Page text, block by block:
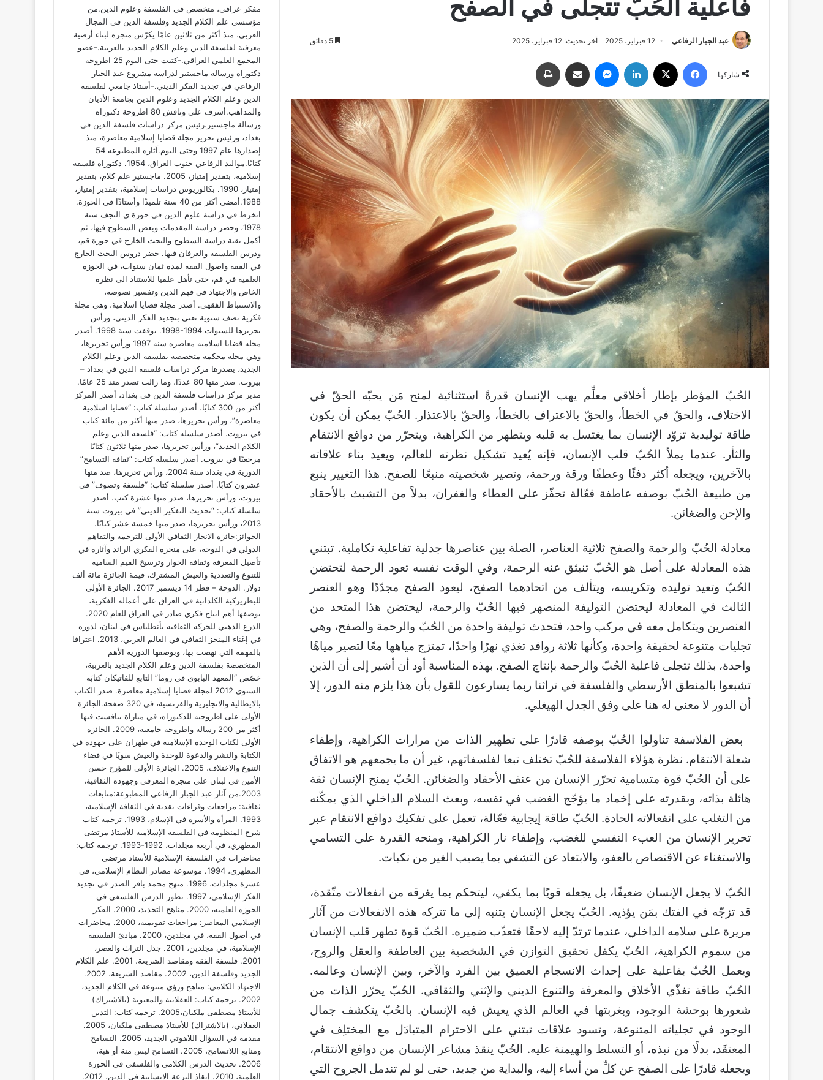
فاعلية الحُبّ تتجلَّى في الصفح
عبد الجبار الرفاعي 12 فبراير، 2025 آخر تحديث: 12 فبراير، 2025
شاركها
فيسبوك لينكدإن ماسنجر مشاركة عبر البريد
الحُبّ المؤطر بإطار أخلاقي معلِّم يهب الإنسان قدرةً استثنائية لمنح مَن يحبّه الحقّ في
الاختلاف، والحقّ في الخطأ، والحقّ بالاعتراف بالخطأ، والحقّ بالاعتذار. الحُبّ يمكن أن يكون
طاقة توليدية تزوّد الإنسان بما يغتسل به قلبه ويتطهر من الكراهية، ويتحرّر من دوافع الانتقام
والثأر. عندما يملأ الحُبّ قلب الإنسان، فإنه يُعيد تشكيل نظرته للعالم، ويعيد بناء علاقاته
بالآخرين، ويجعله أكثر دفئًا وعطفًا ورقة ورحمة، وتصير شخصيته منبعًا للصفح. هذا التغيير ينبع
من طبيعة الحُبّ بوصفه عاطفة فعّالة تحفّز على العطاء والغفران، بدلاً من التشبث بالأحقاد
والإحن والضغائن.
معادلة الحُبّ والرحمة والصفح ثلاثية العناصر، الصلة بين عناصرها جدلية تفاعلية تكاملية. تبتني
هذه المعادلة على أصل هو الحُبّ تنبثق عنه الرحمة، وفي الوقت نفسه تعود الرحمة لتحتضن
الحُبّ وتعيد توليده وتكريسه، ويتألف من اتحادهما الصفح، ليعود الصفح مجدّدًا وهو العنصر
الثالث في المعادلة ليحتضن التوليفة المنصهر فيها الحُبّ والرحمة، ليحتضن هذا المتحد من
العنصرين ويتكامل معه في مركب واحد، فتحدث توليفة واحدة من الحُبّ والرحمة والصفح، وهي
تجليات متنوعة لحقيقة واحدة، وكأنها ثلاثة روافد تغذي نهرًا واحدًا، تمتزج مياهها معًا لتصير مياهًا
واحدة، بذلك تتجلى فاعلية الحُبّ والرحمة بإنتاج الصفح. بهذه المناسبة أود أن أشير إلى أن الذين
تشبعوا بالمنطق الأرسطي والفلسفة في تراثنا ربما يسارعون للقول بأن هذا يلزم منه الدور، إلا
أن الدور لا معنى له هنا على وفق الجدل الهيغلي.
بعض الفلاسفة تناولوا الحُبّ بوصفه قادرًا على تطهير الذات من مرارات الكراهية، وإطفاء
شعلة الانتقام. نظرة هؤلاء الفلاسفة للحُبّ تختلف تبعا لفلسفاتهم، غير أن ما يجمعهم هو الاتفاق
على أن الحُبّ قوة متسامية تحرّر الإنسان من عنف الأحقاد والضغائن. الحُبّ يمنح الإنسان ثقة
هائلة بذاته، وبقدرته على إخماد ما يؤجّج الغضب في نفسه، وبعث السلام الداخلي الذي يمكّنه
من التغلب على انفعالاته الحادة. الحُبّ طاقة إيجابية فعّالة، تعمل على تفكيك دوافع الانتقام عبر
تحرير الإنسان من العبء النفسي للغضب، وإطفاء نار الكراهية، ومنحه القدرة على التسامي
والاستغناء عن الاقتصاص بالعفو، والابتعاد عن التشفي بما يصيب الغير من نكبات.
الحُبّ لا يجعل الإنسان ضعيفًا، بل يجعله قويًا بما يكفي، ليتحكم بما يغرقه من انفعالات متّقدة،
قد تزجّه في الفتك بمَن يؤذيه. الحُبّ يجعل الإنسان يتنبه إلى ما تتركه هذه الانفعالات من آثار
مريرة على سلامه الداخلي، عندما ترتدّ إليه لاحقًا فتعذّب ضميره. الحُبّ قوة تطهر قلب الإنسان
من سموم الكراهية، الحُبّ يكفل تحقيق التوازن في الشخصية بين العاطفة والعقل والروح،
ويعمل الحُبّ بفاعلية على إحداث الانسجام العميق بين الفرد والآخر، وبين الإنسان وعالمه.
الحُبّ طاقة تغذّي الأخلاق والمعرفة والتنوع الديني والإثني والثقافي. الحُبّ يحرّر الذات من
شعورها بوحشة الوجود، وبغربتها في العالم الذي يعيش فيه الإنسان. بالحُبّ يتكشف جمال
الوجود في تجلياته المتنوعة، وتسود علاقات تبتني على الاحترام المتبادَل مع المختلِف في
المعتقَد، بدلًا من نبذه، أو التسلط والهيمنة عليه. الحُبّ ينقذ مشاعر الإنسان من دوافع الانتقام،
ويجعله قادرًا على الصفح عن كلِّ من أساء إليه، والبداية من جديد، حتى لو لم تندمل الجروح التي
مفكر عراقي، ‏متخصص في الفلسفة وعلوم الدين.من
مؤسسي علم الكلام الجديد وفلسفة الدين في المجال
العربي. منذ أكثر من ثلاثين عامًا يكرّس منجزه لبناء أرضية
معرفية لفلسفة الدين وعلم الكلام الجديد بالعربية.-عضو
المجمع العلمي العراقي.-كتبت حتى اليوم 25 اطروحة
دكتوراه ورسالة ماجستير لدراسة مشروع عبد الجبار
الرفاعي في تجديد الفكر الديني.-أستاذ جامعي لفلسفة
الدين وعلم الكلام الجديد وعلوم الدين بجامعة الأديان
والمذاهب.أشرف على وناقش 80 اطروحة دكتوراه
ورسالة ماجستير.رئيس مركز دراسات فلسفة الدين في
بغداد، ورئيس تحرير مجلة قضايا إسلامية معاصرة، منذ
إصدارها عام 1997 وحتى اليوم.آثاره المطبوعة 54
كتابًا.مواليد الرفاعي جنوب العراق، 1954. دكتوراه فلسفة
إسلامية، بتقدير إمتياز، 2005. ماجستير علم کلام، بتقدير
إمتياز، 1990. بكالوريوس دراسات إسلامية، بتقدير إمتياز،
1988.أمضى أكثر من 40 سنة تلميذًا وأستاذًا في الحوزة.
انخرط في دراسة علوم الدين في حوزة ي النجف سنة
1978، وحضر دراسة المقدمات وبعض السطوح فيها، ثم
أكمل بقية دراسة السطوح والبحث الخارج في حوزة قم،
ودرس الفلسفة والعرفان فيها. حضر دروس البحث الخارج
في الفقه واصول الفقه لمدة ثمان سنوات، في الحوزة
العلمية في قم، حتى تأهل علميا للاستناد الى نظره
الخاص والاجتهاد في فهم الدين وتفسير نصوصه،
والاستنباط الفقهي. أصدر مجلة قضايا اسلامية، وهي مجلة
فكرية نصف سنوية تعنى بتجديد الفكر الديني، ورأس
تحريرها للسنوات 1994-1998. توقفت سنة 1998. أصدر
مجلة قضايا اسلامية معاصرة سنة 1997 ورأس تحريرها،
وهي مجلة محكمة متخصصة بفلسفة الدين وعلم الكلام
الجديد، يصدرها مركز دراسات فلسفة الدين في بغداد –
بيروت. صدر منها 80 عددًا، وما زالت تصدر منذ 25 عامًا.
مدير مركز دراسات فلسفة الدين في بغداد، أصدر المركز
أكثر من 300 كتابًا. أصدر سلسلة كتاب: “قضايا اسلامية
معاصرة”، ورأس تحريرها، صدر منها أكثر من مائة كتاب
في بيروت. أصدر سلسلة كتاب: “فلسفة الدين وعلم
الكلام الجديد”، ورأس تحريرها، صدر منها ثلاثون كتابًا
مرجعيًا في بيروت. أصدر سلسلة كتاب: “ثقافة التسامح”
الدورية في بغداد سنة 2004، ورأس تحريرها، صد منها
عشرون كتابًا. أصدر سلسلة كتاب: “فلسفة وتصوف” في
بيروت، ورأس تحريرها، صدر منها عشرة كتب. أصدر
سلسلة كتاب: “تحديث التفكير الديني” في بيروت سنة
2013، ورأس تحريرها، صدر منها خمسة عشر كتابًا.
الجوائز:جائزة الانجاز الثقافي الأولى للترجمة والتفاهم
الدولي في الدوحة، على منجزه الفكري الرائد وآثاره في
تأصيل المعرفة وثقافة الحوار وترسيخ القيم السامية
للتنوع والتعددية والعيش المشترك، قيمة الجائزة مائة ألف
دولار. الدوحة – قطر 14 ديسمبر 2017. الجائزة الأولى
للبطريركية الكلدانية في العراق على أعماله الفكرية،
بوصفها أهم انتاج فكري صادر في العراق للعام 2020.
الدرع الذهبي للحركة الثقافية بأنطلياس في لبنان، لدوره
في إغناء المنجز الثقافي في العالم العربي، 2013. اعترافا
بالمهمة التي نهضت بها، وبوصفها الدورية الأهم
المتخصصة بفلسفة الدين وعلم الكلام الجديد بالعربية،
خصّص “المعهد البابوي في روما” التابع للفاتيكان كتابَه
السنوي 2012 لمجلة قضايا إسلامية معاصرة. صدر الكتاب
بالايطالية والانجليزية والفرنسية، في 320 صفحة.الجائزة
الأولى على اطروحته للدكتوراه، في مباراة تنافست فيها
أكثر من 200 رسالة واطروحة جامعية، 2009. الجائزة
الأولى لكتاب الوحدة الإسلامية في طهران على جهوده في
الكتابة والنشر والدعوة للوحدة والعيش سويًا في فضاء
التنوع والاختلاف، 2005. الجائزة الأولى للمؤرخ حسن
الأمين في لبنان على منجزه المعرفي وجهوده الثقافية،
2003.من آثار عبد الجبار الرفاعي المطبوعة:متابعات
ثقافية: مراجعات وقراءات نقدية في الثقافة الإسلامية،
1993. المرأة والأسرة في الإسلام، 1993. ترجمة كتاب
شرح المنظومة في الفلسفة الإسلامية للأستاذ مرتضى
المطهري، في أربعة مجلدات، 1992-1993. ترجمة كتاب:
محاضرات في الفلسفة الإسلامية للأستاذ مرتضى
المطهري، 1994. موسوعة مصادر النظام الإسلامي، في
عشرة مجلدات، 1996. منهج محمد باقر الصدر في تجديد
الفكر الإسلامي، 1997. تطور الدرس الفلسفي في
الحوزة العلمية، 2000. مناهج التجديد، 2000. الفكر
الإسلامي المعاصر: مراجعات تقويمية، 2000. محاضرات
في أصول الفقه، في مجلدين، 2000. مبادئ الفلسفة
الإسلامية، في مجلدين، 2001. جدل التراث والعصر،
2001. فلسفة الفقه ومقاصد الشريعة، 2001. علم الكلام
الجديد وفلسفة الدين، 2002. مقاصد الشريعة، 2002.
الاجتهاد الكلامي: مناهج ورؤى متنوعة في الكلام الجديد،
2002. ترجمة كتاب: العقلانية والمعنوية (بالاشتراك)
للأستاذ مصطفى ملكيان،2005. ترجمة كتاب: التدين
العقلاني، (بالاشتراك) للأستاذ مصطفى ملكيان، 2005.
مقدمة في السؤال اللاهوتي الجديد، 2005. التسامح
ومنابع اللاتسامح، 2005. التسامح ليس منة أو هبة،
2006. تحديث الدرس الكلامي والفلسفي في الحوزة
العلمية، 2010. إنقاذ النزعة الانسانية في الدين، 2012.